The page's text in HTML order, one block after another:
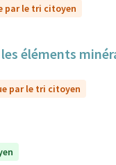
par le tri citoyen
éléments
par le tri citoyen